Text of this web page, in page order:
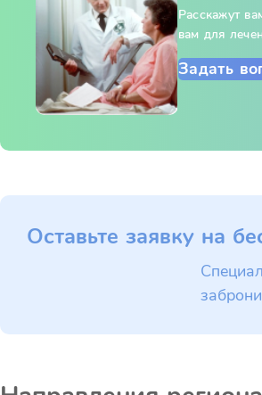
Расскажут
вам для
Задать
Оставьте заявку на